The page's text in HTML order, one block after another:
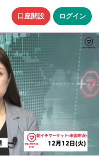
口座開設 ログイン